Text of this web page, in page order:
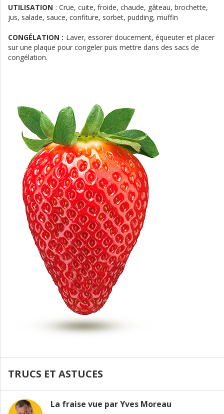
UTILISATION : Crue, cuite, froide, chaude, gâteau, brochette,
jus, salade, sauce, confiture, sorbet, pudding, muffin
CONGÉLATION : Laver, essorer doucement, équeuter et placer
sur une plaque pour congeler puis mettre dans des sacs de
congélation.
TRUCS ET ASTUCES
La fraise vue par Yves Moreau